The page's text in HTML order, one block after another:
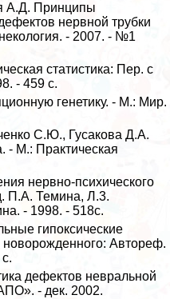
А.Д. Принципы
нервной трубки
- 2007. - №1
статистика: Пер. с
- 459 с.
генетику. - М.: Мир.
С.Ю., Гусакова Д.А.
- М.: Пpaктическая
нервно-психического
П.А. Темина, Л.3.
- 1998. - 518с.
гипоксические
Автореф.
дефектов невральной
- дек. 2002.